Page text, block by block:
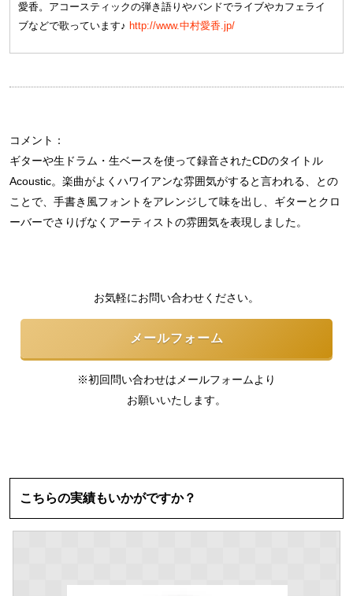
愛香。アコースティックの弾き語りやバンドでライブやカフェライ
ブなどで歌っています♪ http://www.中村愛香.jp/
コメント：
ギターや生ドラム・生ベースを使って録音されたCDのタイトル
Acoustic。楽曲がよくハワイアンな雰囲気がすると言われる、との
ことで、手書き風フォントをアレンジして味を出し、ギターとクロ
ーバーでさりげなくアーティストの雰囲気を表現しました。
お気軽にお問い合わせください。
メールフォーム
※初回問い合わせはメールフォームより
お願いいたします。
こちらの実績もいかがですか？